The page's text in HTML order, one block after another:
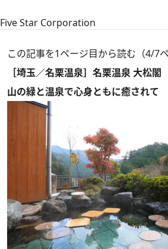
Five Star Corporation
この記事を1ページ目から読む（4/7ペ
［埼玉／名栗温泉］名栗温泉 大松閣
山の緑と温泉で心身ともに癒されて